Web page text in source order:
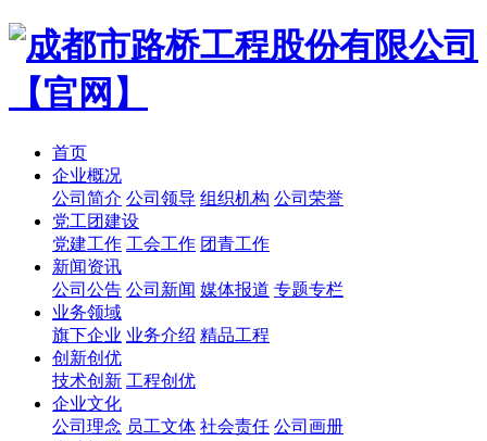
首页
企业概况
公司简介 公司领导 组织机构 公司荣誉
党工团建设
党建工作 工会工作 团青工作
新闻资讯
公司公告 公司新闻 媒体报道 专题专栏
业务领域
旗下企业 业务介绍 精品工程
创新创优
技术创新 工程创优
企业文化
公司理念 员工文体 社会责任 公司画册